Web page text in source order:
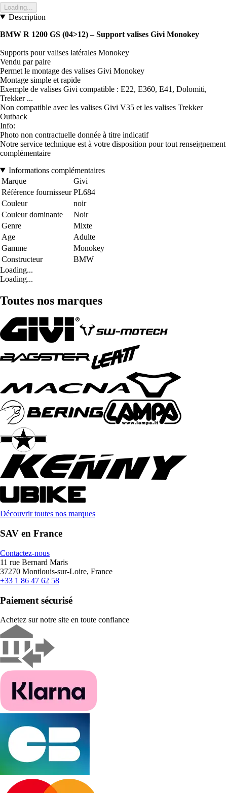
Loading...
Description
BMW R 1200 GS (04>12) – Support valises Givi Monokey
Supports pour valises latérales Monokey
Vendu par paire
Permet le montage des valises Givi Monokey
Montage simple et rapide
Exemple de valises Givi compatible : E22, E360, E41, Dolomiti,
Trekker ...
Non compatible avec les valises Givi V35 et les valises Trekker
Outback
Info:
Photo non contractuelle donnée à titre indicatif
Notre service technique est à votre disposition pour tout renseignement
complémentaire
Informations complémentaires
Marque
Givi
Référence fournisseur PL684
Couleur
noir
Couleur dominante
Noir
Genre
Mixte
Age
Adulte
Gamme
Monokey
Constructeur
BMW
Loading...
Loading...
Toutes nos marques
Découvrir toutes nos marques
SAV en France
Contactez-nous
11 rue Bernard Maris
37270 Montlouis-sur-Loire, France
+33 1 86 47 62 58
Paiement sécurisé
Achetez sur notre site en toute confiance